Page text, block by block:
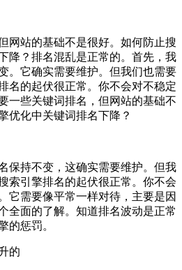
网站的基础不是很好。如何防止搜
降？排名混乱是正常的。首先，我
。它确实需要维护。但我们也需要
名的起伏很正常。你不会对不稳定
一些关键词排名，但网站的基础不
优化中关键词排名下降？
保持不变，这确实需要维护。但我
索引擎排名的起伏很正常。你不会
它需要像平常一样对待，主要是因
全面的了解。知道排名波动是正常
的惩罚。
的